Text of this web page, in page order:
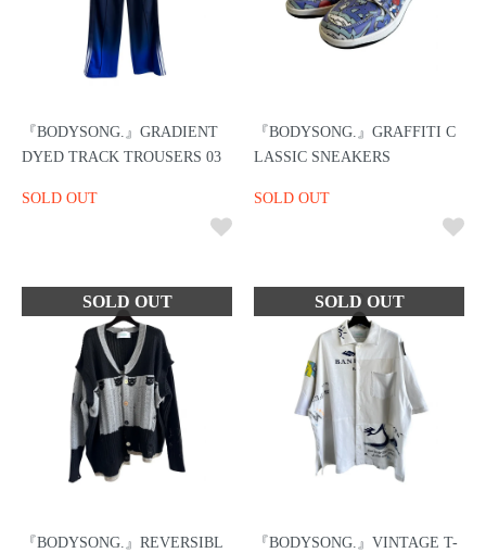
『BODYSONG.』GRADIENT
DYED TRACK TROUSERS 03
SOLD OUT
『BODYSONG.』GRAFFITI C
LASSIC SNEAKERS
SOLD OUT
『BODYSONG.』REVERSIBL
『BODYSONG.』VINTAGE T-